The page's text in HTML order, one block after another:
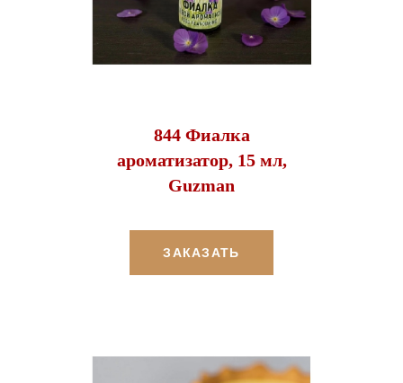
844 Фиалка
ароматизатор, 15 мл,
Guzman
ЗАКАЗАТЬ